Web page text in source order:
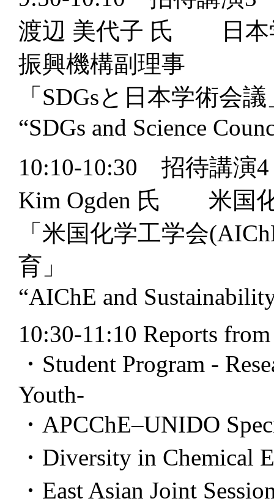
渡辺 美代子 氏 日本
振興機構副理事
「SDGsと日本学術会議
“SDGs and Science
10:10-10:30 招待講演4
Kim Ogden 氏 米国化
「米国化学工学会
育」
“AIChE and
10:30-11:10 Reports
・Student Program -
Youth-
・APCChE–UNIDO
・Diversity in Chemical
・East Asian Joint